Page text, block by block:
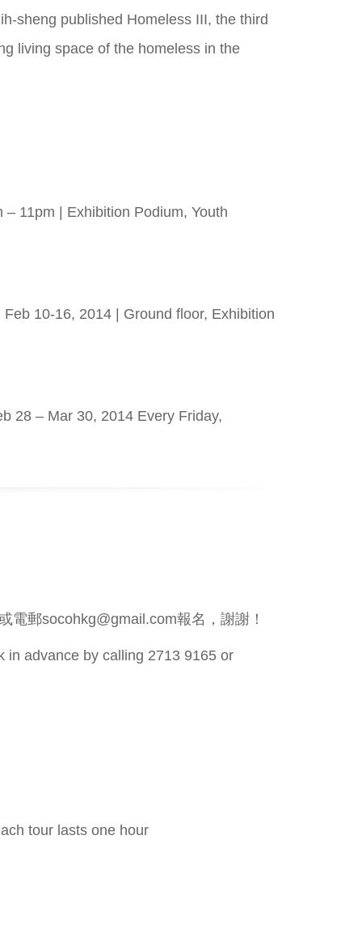
sheng published Homeless III, the third
living space of the homeless in the
11pm | Exhibition Podium, Youth
10-16, 2014 | Ground floor, Exhibition
28 – Mar 30, 2014 Every Friday,
郵socohkg@gmail.com報名，謝謝！
in advance by calling 2713 9165 or
tour lasts one hour